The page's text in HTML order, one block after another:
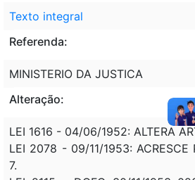
Texto integral
Referenda:
MINISTERIO DA JUSTICA
Alteração:
LEI 1616 - 04/06/1952: ALTERA
LEI 2078 - 09/11/1953: ACRESCE
7.